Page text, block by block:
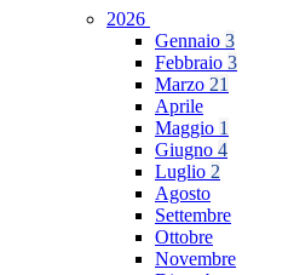
2026
Gennaio 3
Febbraio 3
Marzo 21
Aprile
Maggio 1
Giugno 4
Luglio 2
Agosto
Settembre
Ottobre
Novembre